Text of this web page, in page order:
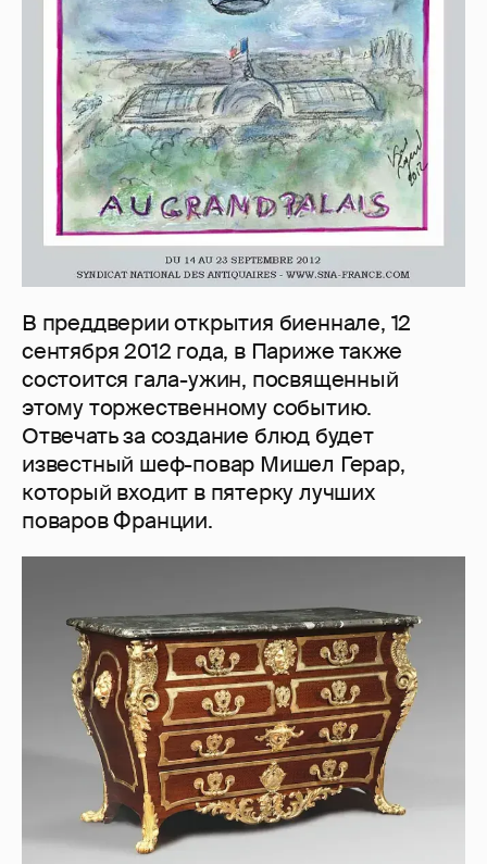
В преддверии открытия биеннале, 12
сентября 2012 года, в Париже также
состоится гала-ужин, посвященный
этому торжественному событию.
Отвечать за создание блюд будет
известный шеф-повар Мишел Герар,
который входит в пятерку лучших
поваров Франции.